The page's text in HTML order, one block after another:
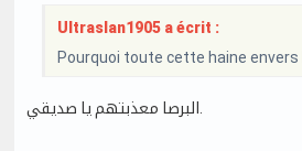
Ultraslan1905 a écrit :
Pourquoi toute cette haine envers